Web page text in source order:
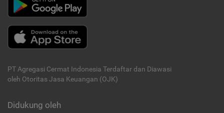
PT Agregasi Cermat Indonesia Terdaftar dan Diawasi
oleh Otoritas Jasa Keuangan (OJK)
Didukung oleh